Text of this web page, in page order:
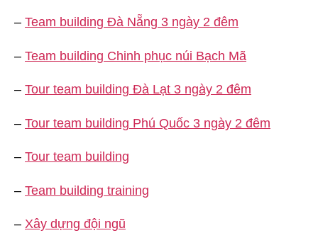
– Team building Đà Nẵng 3 ngày 2 đêm
– Team building Chinh phục núi Bạch Mã
– Tour team building Đà Lạt 3 ngày 2 đêm
– Tour team building Phú Quốc 3 ngày 2 đêm
– Tour team building
– Team building training
– Xây dựng đội ngũ